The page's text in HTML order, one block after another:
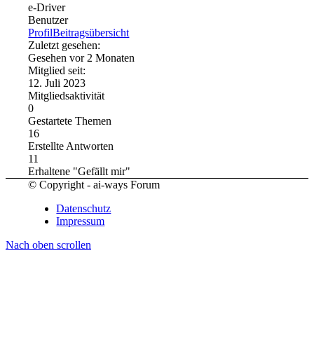
e-Driver
Benutzer
ProfilBeitragsübersicht
Zuletzt gesehen:
Gesehen vor 2 Monaten
Mitglied seit:
12. Juli 2023
Mitgliedsaktivität
0
Gestartete Themen
16
Erstellte Antworten
11
Erhaltene "Gefällt mir"
© Copyright - ai-ways Forum
Datenschutz
Impressum
Nach oben scrollen